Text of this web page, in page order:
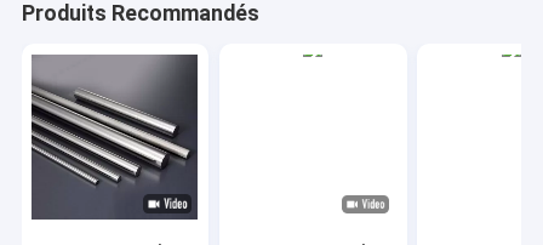
Produits Recommandés